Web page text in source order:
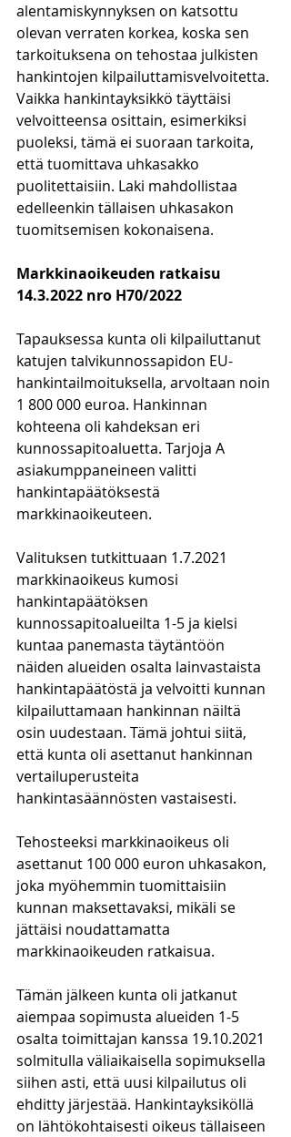
alentamiskynnyksen on katsottu
olevan verraten korkea, koska sen
tarkoituksena on tehostaa julkisten
hankintojen kilpailuttamisvelvoitetta.
Vaikka hankintayksikkö täyttäisi
velvoitteensa osittain, esimerkiksi
puoleksi, tämä ei suoraan tarkoita,
että tuomittava uhkasakko
puolitettaisiin. Laki mahdollistaa
edelleenkin tällaisen uhkasakon
tuomitsemisen kokonaisena.
Markkinaoikeuden ratkaisu
14.3.2022 nro H70/2022
Tapauksessa kunta oli kilpailuttanut
katujen talvikunnossapidon EU-
hankintailmoituksella, arvoltaan noin
1 800 000 euroa. Hankinnan
kohteena oli kahdeksan eri
kunnossapitoaluetta. Tarjoja A
asiakumppaneineen valitti
hankintapäätöksestä
markkinaoikeuteen.
Valituksen tutkittuaan 1.7.2021
markkinaoikeus kumosi
hankintapäätöksen
kunnossapitoalueilta 1-5 ja kielsi
kuntaa panemasta täytäntöön
näiden alueiden osalta lainvastaista
hankintapäätöstä ja velvoitti kunnan
kilpailuttamaan hankinnan näiltä
osin uudestaan. Tämä johtui siitä,
että kunta oli asettanut hankinnan
vertailuperusteita
hankintasäännösten vastaisesti.
Tehosteeksi markkinaoikeus oli
asettanut 100 000 euron uhkasakon,
joka myöhemmin tuomittaisiin
kunnan maksettavaksi, mikäli se
jättäisi noudattamatta
markkinaoikeuden ratkaisua.
Tämän jälkeen kunta oli jatkanut
aiempaa sopimusta alueiden 1-5
osalta toimittajan kanssa 19.10.2021
solmitulla väliaikaisella sopimuksella
siihen asti, että uusi kilpailutus oli
ehditty järjestää. Hankintayksiköllä
on lähtökohtaisesti oikeus tällaiseen